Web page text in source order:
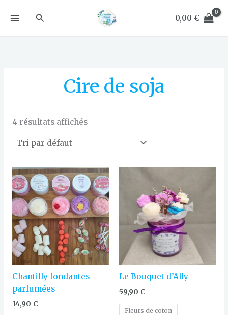
Rechercher 0,00 €
Cire de soja
4 résultats affichés
Chantilly fondantes
parfumées
14,90 €
Le Bouquet d’Ally
59,90 €
Fleurs de coton